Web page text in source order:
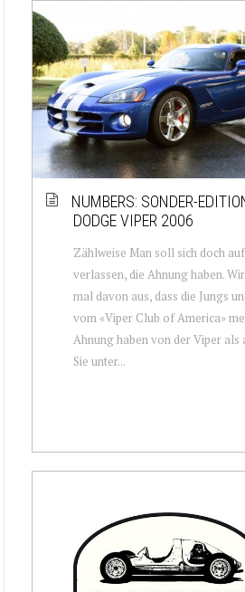
NUMBERS: SONDER-
DODGE VIPER 2006
Zählweise Man soll sich doch
verlassen, die Ahnung haben.
mal davon aus, dass die Jungs
vom «Viper Club of America»
Ahnung haben von der Viper als
Sie unter...